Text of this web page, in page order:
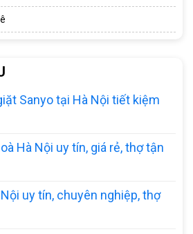
Sanyo tại Hà Nội tiết kiệm
Hà Nội uy tín, giá rẻ, thợ tận
uy tín, chuyên nghiệp, thợ